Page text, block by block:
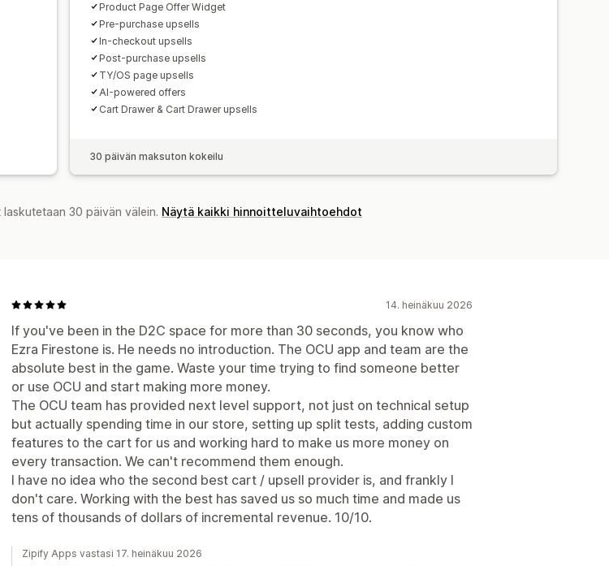
Product Page Offer Widget
Pre-purchase upsells
In-checkout upsells
Post-purchase upsells
TY/OS page upsells
AI-powered offers
Cart Drawer & Cart Drawer upsells
30 päivän maksuton kokeilu
30 päivän välein. Näytä kaikki hinnoitteluvaihtoehdot
14. heinäkuu 2026
If you've been in the D2C space for more than 30 seconds, you know who
Ezra Firestone is. He needs no introduction. The OCU app and team are the
absolute best in the game. Waste your time trying to find someone better
or use OCU and start making more money.
The OCU team has provided next level support, not just on technical setup
but actually spending time in our store, setting up split tests, adding custom
features to the cart for us and working hard to make us more money on
every transaction. We can't recommend them enough.
I have no idea who the second best cart / upsell provider is, and frankly I
don't care. Working with the best has saved us so much time and made us
tens of thousands of dollars of incremental revenue. 10/10.
Zipify Apps vastasi 17. heinäkuu 2026